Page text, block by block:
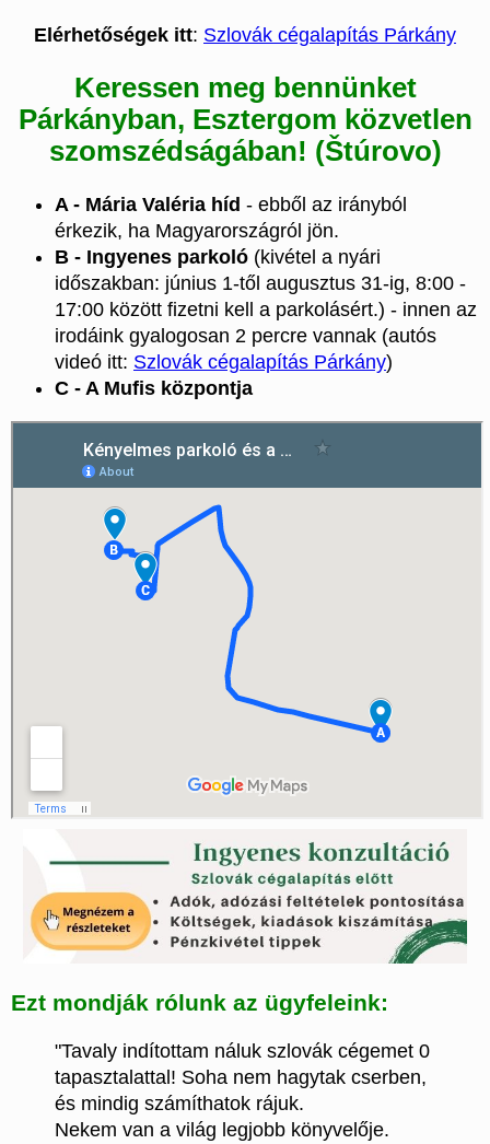
Elérhetőségek itt: Szlovák cégalapítás Párkány
Keressen meg bennünket
Párkányban, Esztergom közvetlen
szomszédságában! (Štúrovo)
A - Mária Valéria híd - ebből az irányból
érkezik, ha Magyarországról jön.
B - Ingyenes parkoló (kivétel a nyári
időszakban: június 1-től augusztus 31-ig, 8:00 -
17:00 között fizetni kell a parkolásért.) - innen az
irodáink gyalogosan 2 percre vannak (autós
videó itt: Szlovák cégalapítás Párkány)
C - A Mufis központja
Ezt mondják rólunk az ügyfeleink:
"Tavaly indítottam náluk szlovák cégemet 0
tapasztalattal! Soha nem hagytak cserben,
és mindig számíthatok rájuk.
Nekem van a világ legjobb könyvelője.